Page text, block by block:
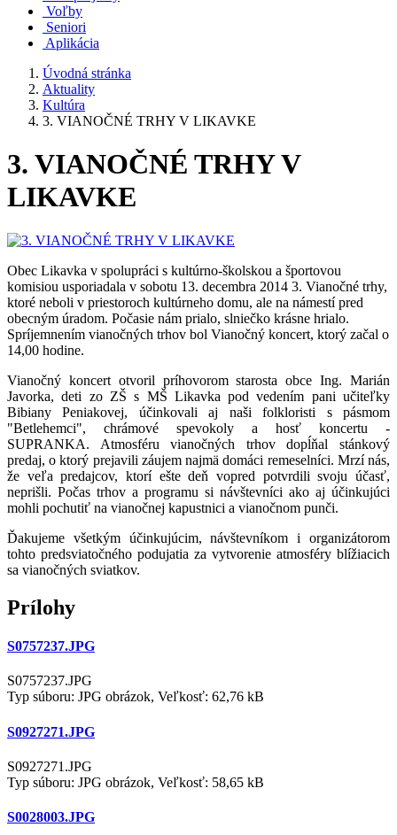
Voľby
Seniori
Aplikácia
Úvodná stránka
Aktuality
Kultúra
3. VIANOČNÉ TRHY V LIKAVKE
3. VIANOČNÉ TRHY V
LIKAVKE
Obec Likavka v spolupráci s kultúrno-školskou a športovou
komisiou usporiadala v sobotu 13. decembra 2014 3. Vianočné trhy,
ktoré neboli v priestoroch kultúrneho domu, ale na námestí pred
obecným úradom. Počasie nám prialo, slniečko krásne hrialo.
Spríjemnením vianočných trhov bol Vianočný koncert, ktorý začal o
14,00 hodine.
Vianočný koncert otvoril príhovorom starosta obce Ing. Marián
Javorka, deti zo ZŠ s MŠ Likavka pod vedením pani učiteľky
Bibiany Peniakovej, účinkovali aj naši folkloristi s pásmom
"Betlehemci", chrámové spevokoly a hosť koncertu -
SUPRANKA. Atmosféru vianočných trhov dopĺňal stánkový
predaj, o ktorý prejavili záujem najmä domáci remeselníci. Mrzí nás,
že veľa predajcov, ktorí ešte deň vopred potvrdili svoju účasť,
neprišli. Počas trhov a programu si návštevníci ako aj účinkujúci
mohli pochutiť na vianočnej kapustnici a vianočnom punči.
Ďakujeme všetkým účinkujúcim, návštevníkom i organizátorom
tohto predsviatočného podujatia za vytvorenie atmosféry blížiacich
sa vianočných sviatkov.
Prílohy
S0757237.JPG
S0757237.JPG
Typ súboru: JPG obrázok, Veľkosť: 62,76 kB
S0927271.JPG
S0927271.JPG
Typ súboru: JPG obrázok, Veľkosť: 58,65 kB
S0028003.JPG